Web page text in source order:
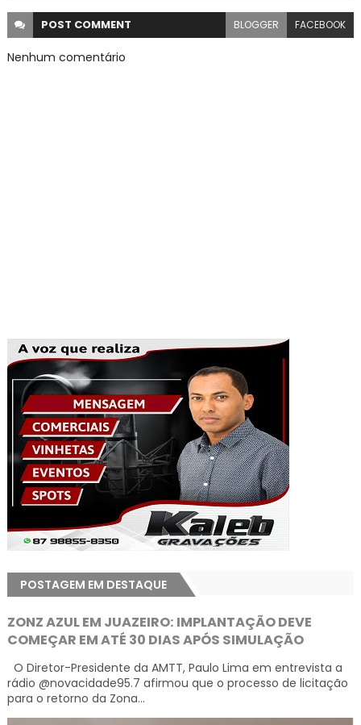
POST COMMENT BLOGGER FACEBOOK
Nenhum comentário
POSTAGEM EM DESTAQUE
ZONZ AZUL EM JUAZEIRO: IMPLANTAÇÃO DEVE
COMEÇAR EM ATÉ 30 DIAS APÓS SIMULAÇÃO
O Diretor-Presidente da AMTT, Paulo Lima em entrevista a
rádio @novacidade95.7 afirmou que o processo de licitação
para o retorno da Zona...